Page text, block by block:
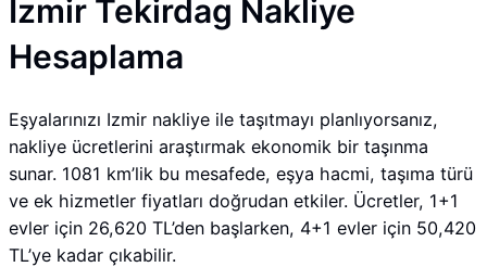
Izmir Tekirdag Nakliye
Hesaplama
Eşyalarınızı Izmir nakliye ile taşıtmayı planlıyorsanız,
nakliye ücretlerini araştırmak ekonomik bir taşınma
sunar. 1081 km’lik bu mesafede, eşya hacmi, taşıma türü
ve ek hizmetler fiyatları doğrudan etkiler. Ücretler, 1+1
evler için 26,620 TL’den başlarken, 4+1 evler için 50,420
TL’ye kadar çıkabilir.